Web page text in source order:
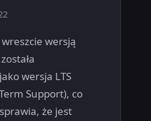
wreszcie wersją
wersja LTS
Support), co
że jest